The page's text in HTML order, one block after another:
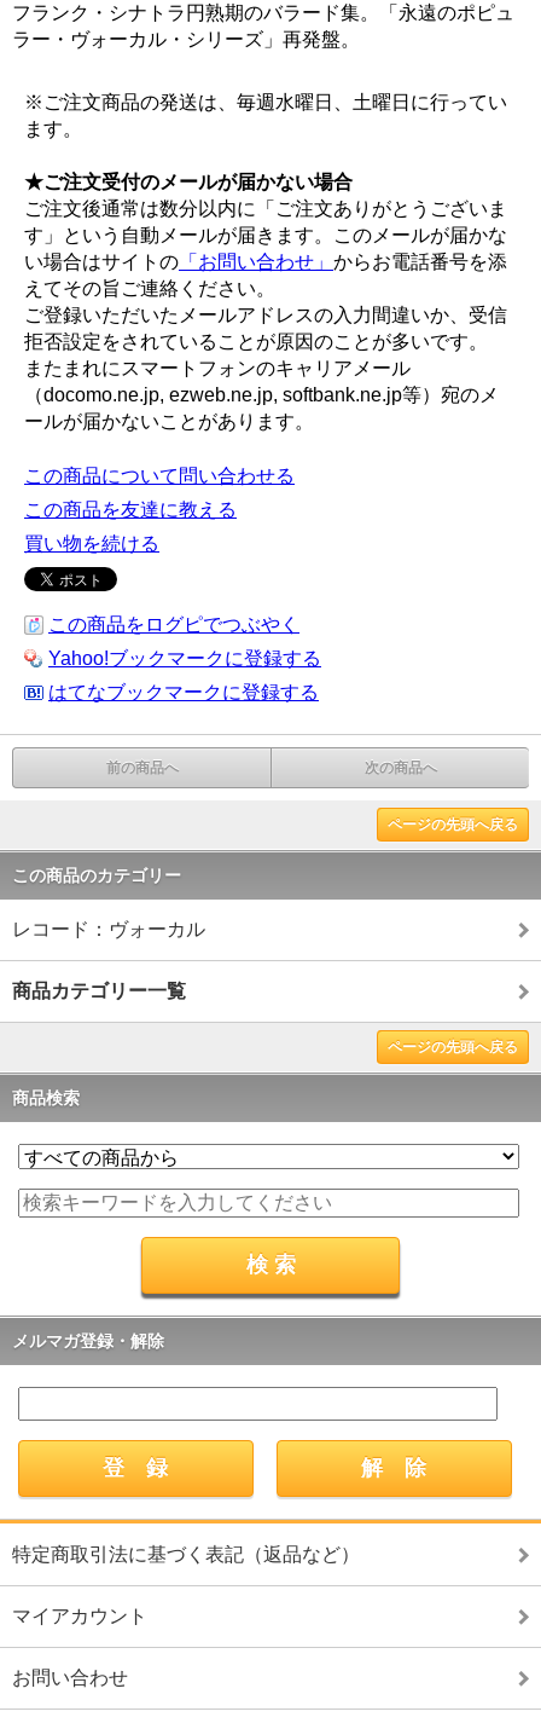
フランク・シナトラ円熟期のバラード集。「永遠のポピュ
ラー・ヴォーカル・シリーズ」再発盤。
※ご注文商品の発送は、毎週水曜日、土曜日に行ってい
ます。
★ご注文受付のメールが届かない場合
ご注文後通常は数分以内に「ご注文ありがとうございま
す」という自動メールが届きます。このメールが届かな
い場合はサイトの 「お問い合わせ」 からお電話番号を添
えてその旨ご連絡ください。
ご登録いただいたメールアドレスの入力間違いか、受信
拒否設定をされていることが原因のことが多いです。
またまれにスマートフォンのキャリアメール
（docomo.ne.jp, ezweb.ne.jp, softbank.ne.jp等）宛のメ
ールが届かないことがあります。
この商品について問い合わせる
この商品を友達に教える
買い物を続ける
この商品をログピでつぶやく
Yahoo!ブックマークに登録する
はてなブックマークに登録する
前の商品へ 次の商品へ
ページの先頭へ戻る
この商品のカテゴリー
レコード：ヴォーカル
商品カテゴリー一覧
ページの先頭へ戻る
商品検索
メルマガ登録・解除
特定商取引法に基づく表記（返品など）
マイアカウント
お問い合わせ